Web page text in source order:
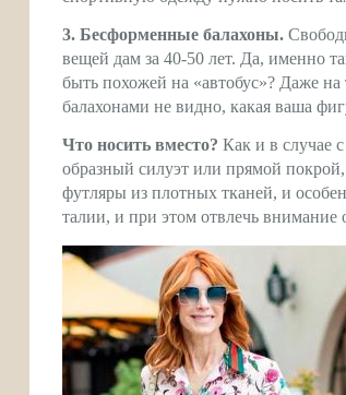
3. Бесформенные балахоны.
вещей дам за 40-50 лет. Да, именно
быть похожей на «автобус»? Даже
балахонами не видно, какая ваша
Что носить вместо? Как и в случае
образный силуэт или прямой
футляры из плотных тканей, и
талии, и при этом отвлечь внимание